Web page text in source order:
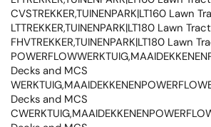
CVSTREKKER,TUINENPARK|LT160 Lawn
LTTREKKER,TUINENPARK|LT180 Lawn
FHVTREKKER,TUINENPARK|LT180 Lawn
Decks and MCS
Decks and MCS